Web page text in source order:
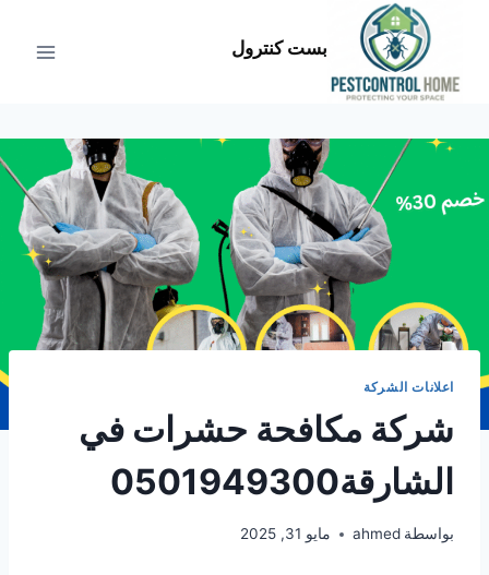
المحتوى
بست كنترول
اعلانات الشركة
شركة مكافحة حشرات في
الشارقة0501949300
بواسطة ahmed مايو 31, 2025